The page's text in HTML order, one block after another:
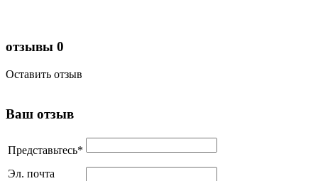
отзывы 0
Оставить отзыв
Ваш отзыв
Представьтесь*
Эл. почта